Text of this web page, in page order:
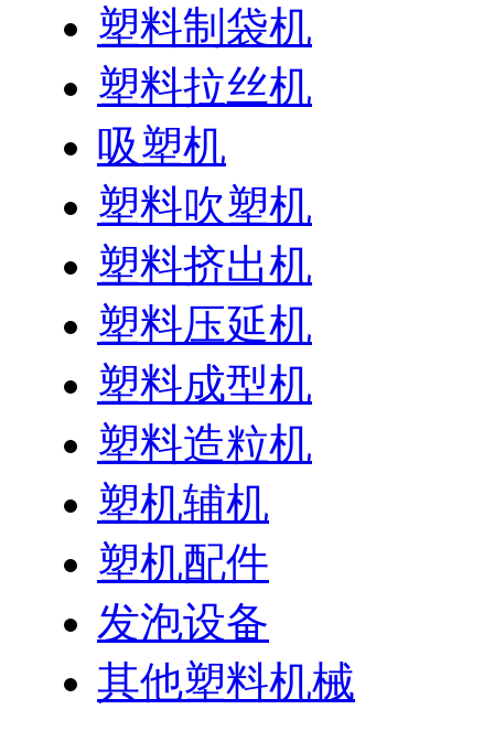
塑料制袋机
塑料拉丝机
吸塑机
塑料吹塑机
塑料挤出机
塑料压延机
塑料成型机
塑料造粒机
塑机辅机
塑机配件
发泡设备
其他塑料机械